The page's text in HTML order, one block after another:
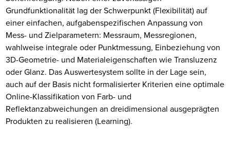
Grundfunktionalität lag der Schwerpunkt (Flexibilität) auf
einer einfachen, aufgabenspezifischen Anpassung von
Mess- und Zielparametern: Messraum, Messregionen,
wahlweise integrale oder Punktmessung, Einbeziehung von
3D-Geometrie- und Materialeigenschaften wie Transluzenz
oder Glanz. Das Auswertesystem sollte in der Lage sein,
auch auf der Basis nicht formalisierter Kriterien eine optimale
Online-Klassifikation von Farb- und
Reflektanzabweichungen an dreidimensional ausgeprägten
Produkten zu realisieren (Learning).